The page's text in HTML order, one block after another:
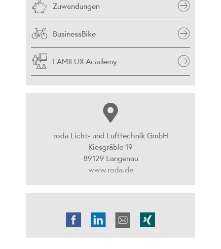
Zuwendungen
BusinessBike
LAMILUX Academy
roda Licht- und Lufttechnik GmbH
Kiesgräble 19
89129 Langenau
www.roda.de